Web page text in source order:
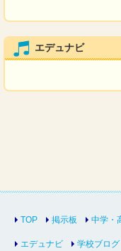
エデュナビ
TOP 掲示板 中学・
エデュナビ 学校ブログ